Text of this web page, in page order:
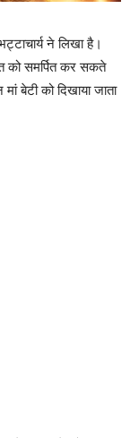
ने लिखा है।
को समर्पित कर सकते
बेटी को दिखाया जाता